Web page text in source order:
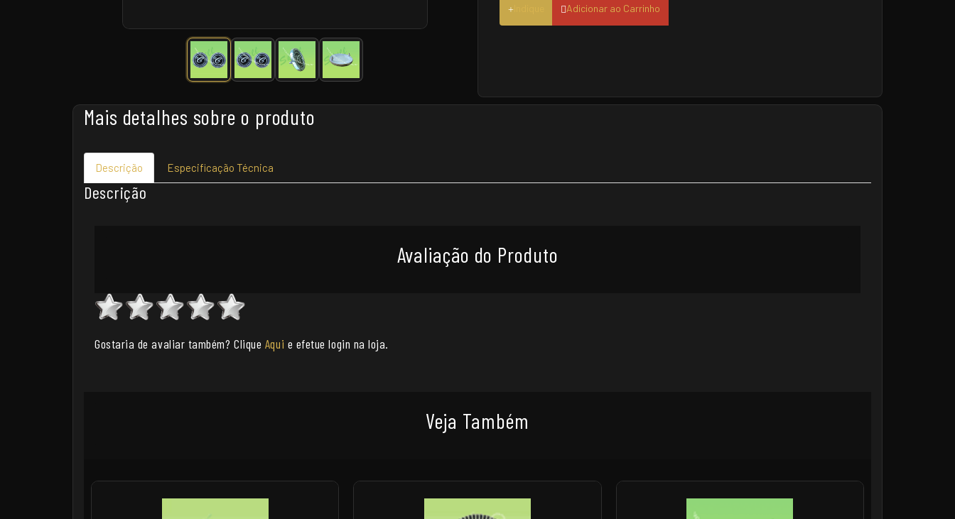
Adicionar ao Carrinho
Mais detalhes sobre o produto
Descrição Especificação Técnica
Descrição
Avaliação do Produto
Gostaria de avaliar também? Clique Aqui e efetue login na loja.
Veja Também